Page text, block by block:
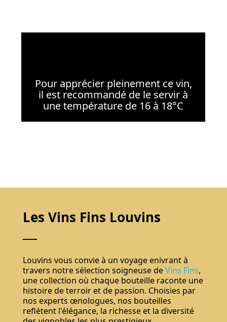
Pour apprécier pleinement ce vin,
il est recommandé de le servir à
une température de 16 à 18°C
Les Vins Fins Louvins
Louvins vous convie à un voyage enivrant à
travers notre sélection soigneuse deVins Fins,
une collection où chaque bouteille raconte une
histoire de terroir et de passion. Choisies par
nos experts œnologues, nos bouteilles
reflètent l'élégance, la richesse et la diversité